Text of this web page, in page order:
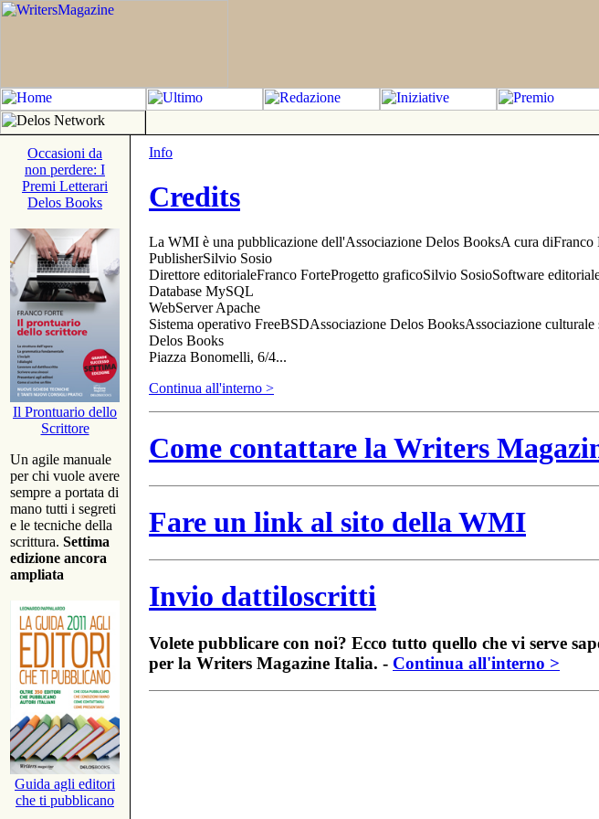
Occasioni da
non perdere: I
Premi Letterari
Delos Books
Il Prontuario dello
Scrittore
Un agile manuale
per chi vuole avere
sempre a portata di
mano tutti i segreti
e le tecniche della
scrittura. Settima
edizione ancora
ampliata
Guida agli editori
che ti pubblicano
Info
Credits
La WMI è una pubblicazione dell'Associazione Delos BooksA cura diFranco
PublisherSilvio Sosio
Direttore editorialeFranco ForteProgetto graficoSilvio SosioSoftware
Database MySQL
WebServer Apache
Sistema operativo FreeBSDAssociazione Delos BooksAssociazione culturale
Delos Books
Piazza Bonomelli, 6/4...
Continua all'interno >
Come contattare la Writers
Fare un link al sito della WMI
Invio dattiloscritti
Volete pubblicare con noi? Ecco tutto quello che vi serve
per la Writers Magazine Italia. - Continua all'interno >